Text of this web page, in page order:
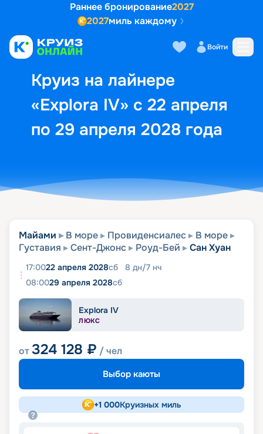
Раннее бронирование2027
2027миль каждому
Войти
Круиз на лайнере
«Explora IV» с 22 апреля
по 29 апреля 2028 года
Выбор кают Маршрут и
Майами В море Провиденсиалес
В море
Густавия
Сент-Джонс Роуд-Бей Сан Хуан
17:0022 апреля 2028сб 8 дн/7 нч
08:0029 апреля 2028сб
Explora IV
ЛЮКС
от324 128 ₽ / чел
Выбор каюты
+1 000Круизных миль